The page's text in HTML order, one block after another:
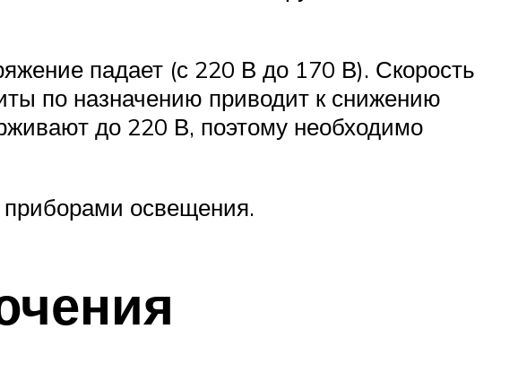
падает (с 220 В до 170 В). Скорость
по назначению приводит к снижению
до 220 В, поэтому необходимо
освещения.